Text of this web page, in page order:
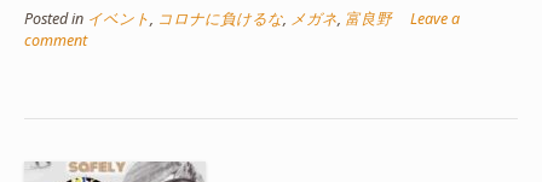
Posted in イベント, コロナに負けるな, メガネ, 富良野
Leave a
comment